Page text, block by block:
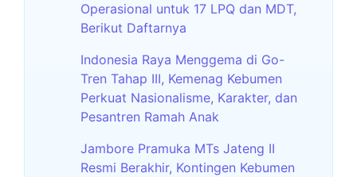
Operasional untuk 17 LPQ dan MDT,
Berikut Daftarnya
Indonesia Raya Menggema di Go-
Tren Tahap III, Kemenag Kebumen
Perkuat Nasionalisme, Karakter, dan
Pesantren Ramah Anak
Jambore Pramuka MTs Jateng II
Resmi Berakhir, Kontingen Kebumen